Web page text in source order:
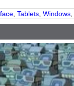
, Tablets, Windows,